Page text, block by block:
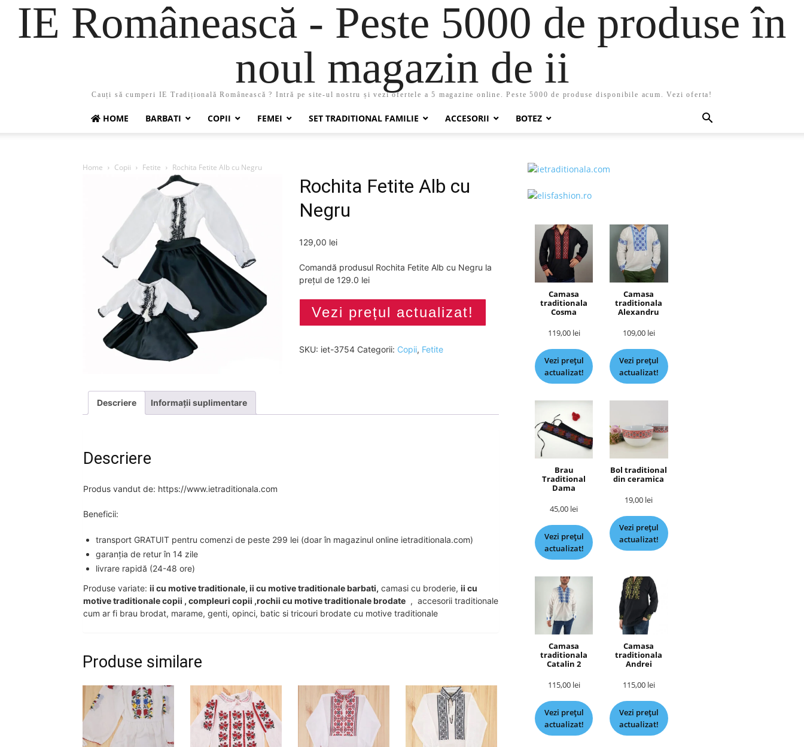
IE Românească - Peste 5000 de produse în
noul magazin de ii
Cauți să cumperi IE Tradițională Românească ? Intră pe site-ul nostru și vezi ofertele a 5 magazine online. Peste 5000 de produse disponibile acum. Vezi oferta!
HOME BARBATI COPII FEMEI SET TRADITIONAL FAMILIE ACCESORII BOTEZ
Home Copii Fetite Rochita Fetite Alb cu Negru
Rochita Fetite Alb cu
Negru
129,00 lei
Comandă produsul Rochita Fetite Alb cu Negru la
prețul de 129.0 lei
Vezi prețul actualizat!
SKU: iet-3754 Categorii: Copii, Fetite
Descriere Informații suplimentare
Descriere
Produs vandut de: https://www.ietraditionala.com
Beneficii:
transport GRATUIT pentru comenzi de peste 299 lei (doar în magazinul online ietraditionala.com)
garanția de retur în 14 zile
livrare rapidă (24-48 ore)
Produse variate: ii cu motive traditionale, ii cu motive traditionale barbati, camasi cu broderie, ii cu
motive traditionale copii , compleuri copii ,rochii cu motive traditionale brodate , accesorii traditionale
cum ar fi brau brodat, marame, genti, opinci, batic si tricouri brodate cu motive traditionale
Produse similare
Camasa
traditionala
Cosma
119,00 lei
Vezi prețul
actualizat!
Camasa
traditionala
Alexandru
109,00 lei
Vezi prețul
actualizat!
Brau
Traditional
Dama
45,00 lei
Vezi prețul
actualizat!
Bol traditional
din ceramica
19,00 lei
Vezi prețul
actualizat!
Camasa
traditionala
Catalin 2
115,00 lei
Vezi prețul
actualizat!
Camasa
traditionala
Andrei
115,00 lei
Vezi prețul
actualizat!